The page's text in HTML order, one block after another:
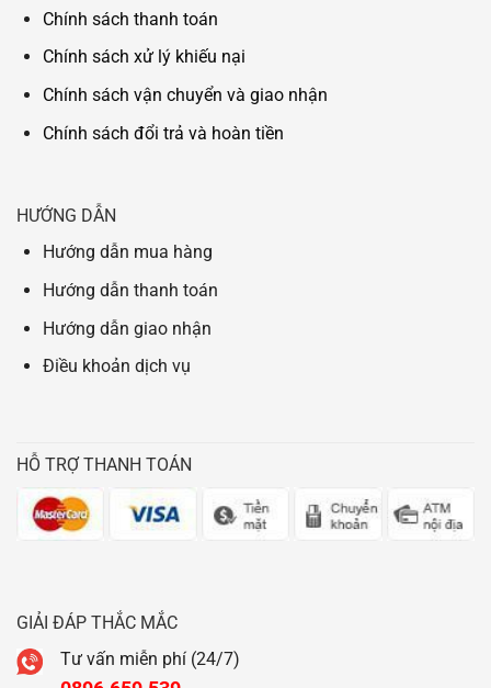
Chính sách thanh toán
Chính sách xử lý khiếu nại
Chính sách vận chuyển và giao nhận
Chính sách đổi trả và hoàn tiền
HƯỚNG DẪN
Hướng dẫn mua hàng
Hướng dẫn thanh toán
Hướng dẫn giao nhận
Điều khoản dịch vụ
HỖ TRỢ THANH TOÁN
GIẢI ĐÁP THẮC MẮC
Tư vấn miễn phí (24/7)